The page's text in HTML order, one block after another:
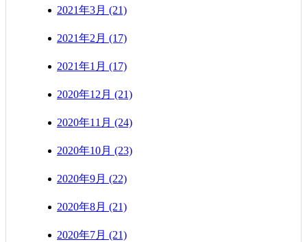
2021年3月 (21)
2021年2月 (17)
2021年1月 (17)
2020年12月 (21)
2020年11月 (24)
2020年10月 (23)
2020年9月 (22)
2020年8月 (21)
2020年7月 (21)